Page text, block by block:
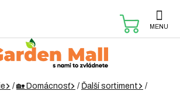
/ 🏡 Domácnosť / Ďalší sortiment
/